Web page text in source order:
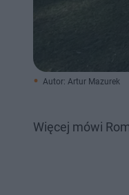
Autor: Artur Mazurek
Więcej mówi